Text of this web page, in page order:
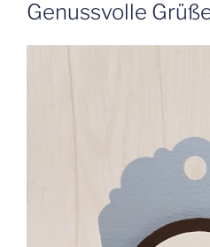
Genussvolle